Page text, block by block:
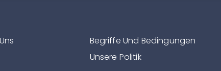
Begriffe Und Bedingungen
Unsere Politik